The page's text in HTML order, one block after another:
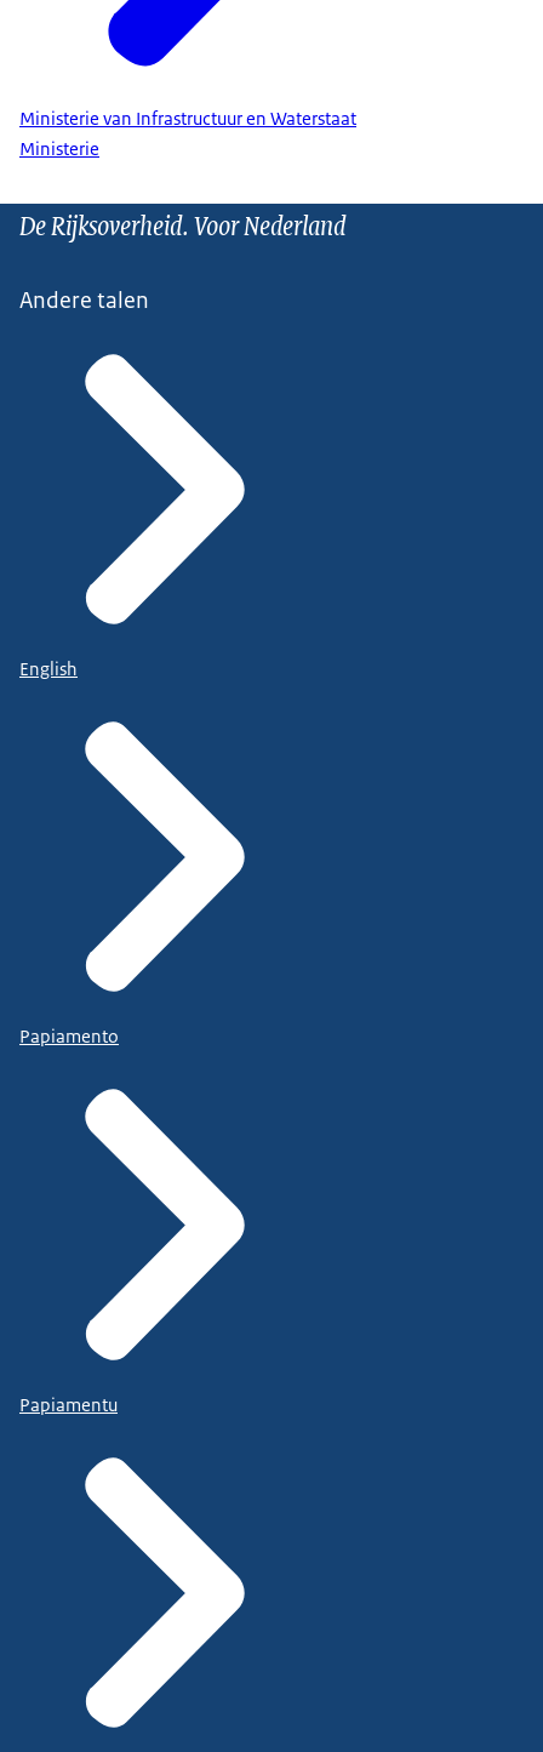
Ministerie van Infrastructuur en Waterstaat
Ministerie
De Rijksoverheid. Voor Nederland
Andere talen
English
Papiamento
Papiamentu